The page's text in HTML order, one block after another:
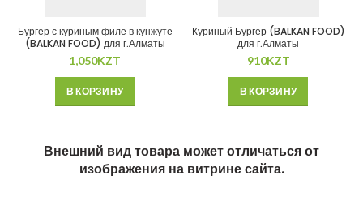
Бургер с куриным филе в кунжуте
(BALKAN FOOD) для г.Алматы
1,050KZT
В КОРЗИНУ
Куриный Бургер (BALKAN FOOD)
для г.Алматы
910KZT
В КОРЗИНУ
Внешний вид товара может отличаться от
изображения на витрине сайта.